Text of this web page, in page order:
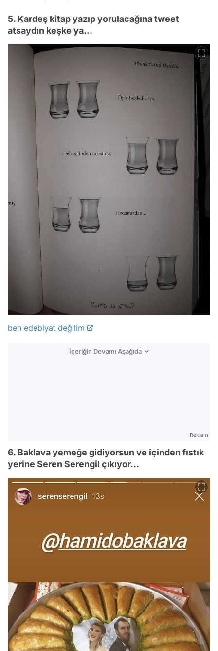
5. Kardeş kitap yazıp yorulacağına tweet
atsaydın keşke ya...
ben edebiyat değilim
İçeriğin Devamı Aşağıda
Reklam
6. Baklava yemeğe gidiyorsun ve içinden fıstık
yerine Seren Serengil çıkıyor...